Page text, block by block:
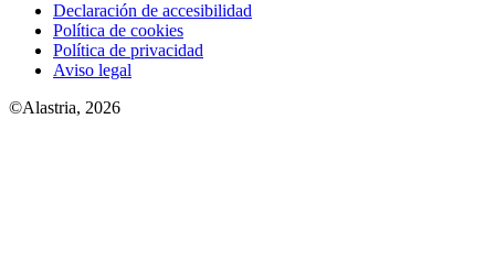
Declaración de accesibilidad
Política de cookies
Política de privacidad
Aviso legal
©Alastria, 2026